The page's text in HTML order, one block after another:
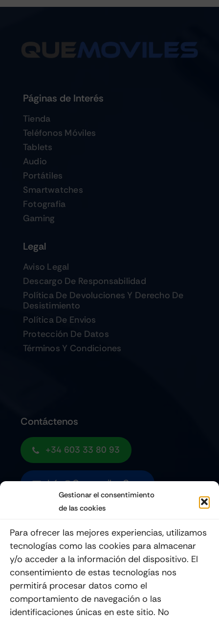
Gestionar el consentimiento
de las cookies
Para ofrecer las mejores experiencias, utilizamos
tecnologías como las cookies para almacenar
y/o acceder a la información del dispositivo. El
consentimiento de estas tecnologías nos
permitirá procesar datos como el
comportamiento de navegación o las
identificaciones únicas en este sitio. No
Páginas de Interés
Tienda
Teléfonos Móviles
Tablets
Audio
Portátiles
Smartwatches
Fotografia
Gaming
Legal
Aviso Legal
Descargo De Responsabilidad
Política De Devoluciones Y Derecho De
Desistimiento
Política De Envios
Protección De Datos
Términos Y Condiciones
Contáctenos
+34 603 33 80 93
Info@quemoviles.com
Enviar